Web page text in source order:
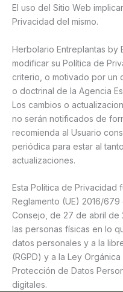
El uso del Sitio Web
Privacidad del mismo.
Herbolario Entreplantas by
modificar su Política de
criterio, o motivado por un
o doctrinal de la Agencia
Los cambios o
no serán notificados de
recomienda al Usuario
periódica para estar al
actualizaciones.
Esta Política de Privacidad
Reglamento (UE) 2016/
Consejo, de 27 de abril de
las personas físicas en lo
datos personales y a la
(RGPD) y a la Ley
Protección de Datos
digitales.